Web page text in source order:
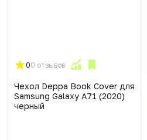
00 отзывов
Чехол Deppa Book Cover для
Samsung Galaxy A71 (2020)
черный